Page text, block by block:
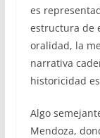
es
estructura de
oralidad, la
narrativa
historicidad
Algo
Mendoza,